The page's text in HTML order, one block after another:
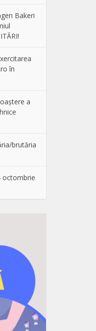
Bakeri
în
a
brutăria
octombrie